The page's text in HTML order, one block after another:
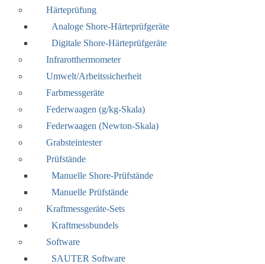
Härteprüfung
Analoge Shore-Härteprüfgeräte
Digitale Shore-Härteprüfgeräte
Infrarotthermometer
Umwelt/Arbeitssicherheit
Farbmessgeräte
Federwaagen (g/kg-Skala)
Federwaagen (Newton-Skala)
Grabsteintester
Prüfstände
Manuelle Shore-Prüfstände
Manuelle Prüfstände
Kraftmessgeräte-Sets
Kraftmessbundels
Software
SAUTER Software